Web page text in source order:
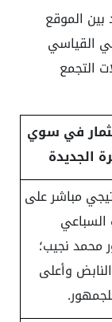
الموقع
القياسي
التجمع
في سوي
الجديدة
مباشر على
محمد نجيب؛
وأعلى